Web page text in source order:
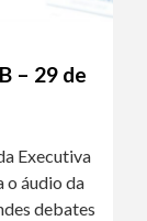
– 29 de
Executiva
o áudio da
debates